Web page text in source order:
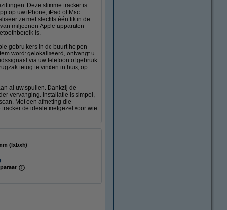
Deze slimme tracker is
op uw iPhone, iPad of Mac.
ze met slechts één tik in de
miljoenen Apple apparaten
is.
gebruikers in de buurt helpen
wordt gelokaliseerd, ontvangt u
via uw telefoon of gebruik
terug te vinden in huis, op
al uw spullen. Dankzij de
vervanging. Installatie is simpel,
Met een afmeting die
de ideale metgezel voor wie
x 8 mm (lxbxh)